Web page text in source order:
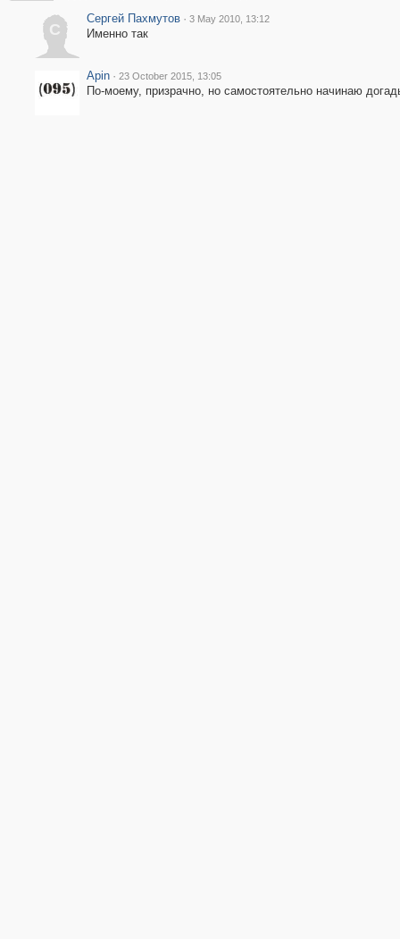
С
Сергей Пахмутов · 3 May 2010, 13:12
Именно так
Apin · 23 October 2015, 13:05
По-моему, призрачно, но самостоятельно начинаю